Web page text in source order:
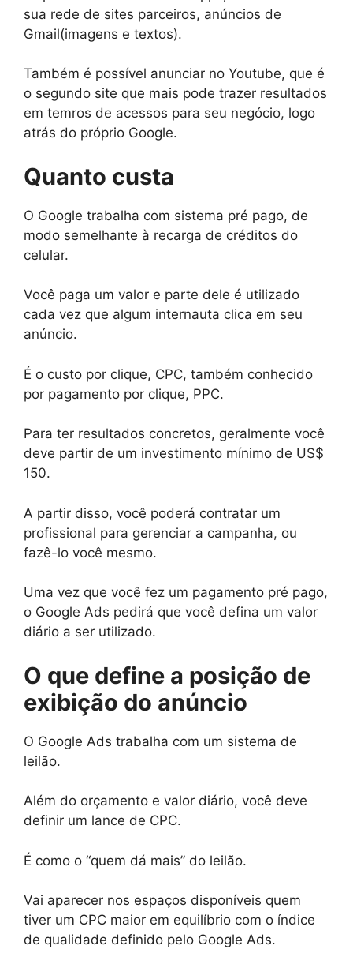
sua rede de sites parceiros, anúncios de
Gmail(imagens e textos).
Também é possível anunciar no Youtube, que é
o segundo site que mais pode trazer resultados
em temros de acessos para seu negócio, logo
atrás do próprio Google.
Quanto custa
O Google trabalha com sistema pré pago, de
modo semelhante à recarga de créditos do
celular.
Você paga um valor e parte dele é utilizado
cada vez que algum internauta clica em seu
anúncio.
É o custo por clique, CPC, também conhecido
por pagamento por clique, PPC.
Para ter resultados concretos, geralmente você
deve partir de um investimento mínimo de US$
150.
A partir disso, você poderá contratar um
profissional para gerenciar a campanha, ou
fazê-lo você mesmo.
Uma vez que você fez um pagamento pré pago,
o Google Ads pedirá que você defina um valor
diário a ser utilizado.
O que define a posição de
exibição do anúncio
O Google Ads trabalha com um sistema de
leilão.
Além do orçamento e valor diário, você deve
definir um lance de CPC.
É como o “quem dá mais” do leilão.
Vai aparecer nos espaços disponíveis quem
tiver um CPC maior em equilíbrio com o índice
de qualidade definido pelo Google Ads.